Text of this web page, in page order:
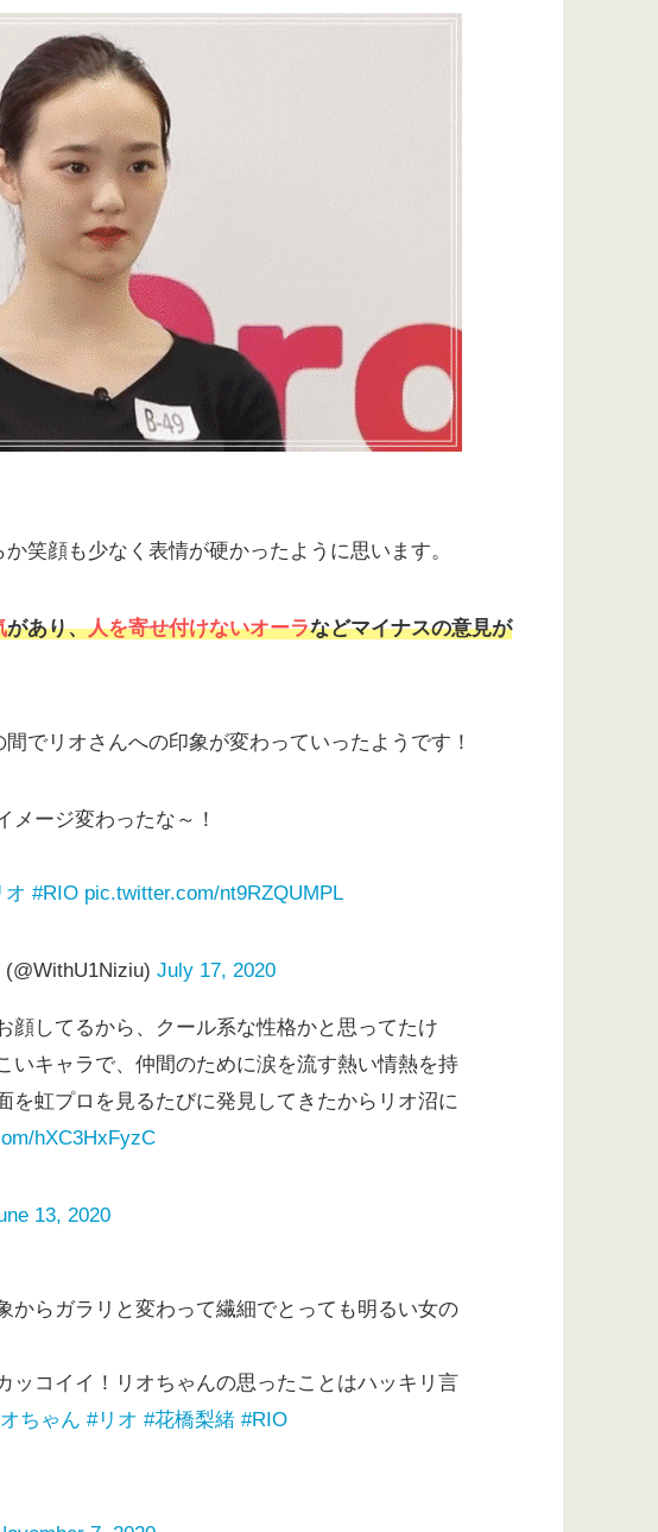
笑顔も少なく表情が硬かったように思います。
があり、人を寄せ付けないオーラなどマイナスの意見が
でリオさんへの印象が変わっていったようです！
メージ変わったな～！
オ #RIO pic.twitter.com/nt9RZQUMPL
July 17, 2020
顔してるから、クール系な性格かと思ってたけ
いキャラで、仲間のために涙を流す熱い情熱を持
を虹プロを見るたびに発見してきたからリオ沼に
hXC3HxFyzC
13, 2020
からガラリと変わって繊細でとっても明るい女の
ッコイイ！リオちゃんの思ったことはハッキリ言
ちゃん #リオ #花橋梨緒 #RIO